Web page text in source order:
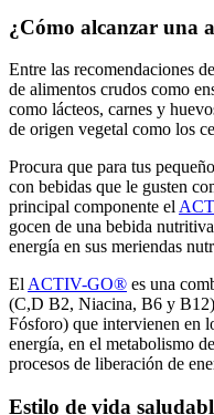
¿Cómo alcanzar una
Entre las recomendaciones
de alimentos crudos como
como lácteos, carnes y
de origen vegetal como los
Procura que para tus
con bebidas que le gusten
principal componente el
gocen de una bebida
energía en sus meriendas
El ACTIV-GO® es una
(C,D B2, Niacina, B6 y
Fósforo) que intervienen en
energía, en el metabolismo
procesos de liberación de
Estilo de vida